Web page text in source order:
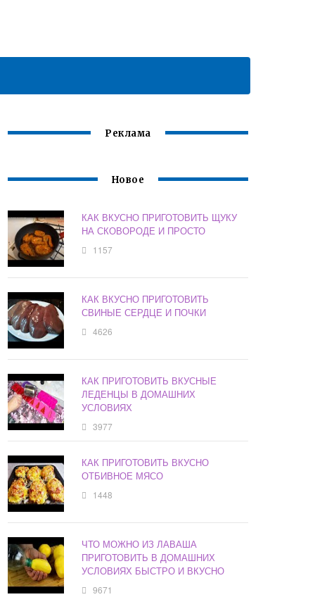
Реклама
Новое
КАК ВКУСНО ПРИГОТОВИТЬ ЩУКУ
НА СКОВОРОДЕ И ПРОСТО
1157
КАК ВКУСНО ПРИГОТОВИТЬ
СВИНЫЕ СЕРДЦЕ И ПОЧКИ
4626
КАК ПРИГОТОВИТЬ ВКУСНЫЕ
ЛЕДЕНЦЫ В ДОМАШНИХ
УСЛОВИЯХ
3977
КАК ПРИГОТОВИТЬ ВКУСНО
ОТБИВНОЕ МЯСО
1448
ЧТО МОЖНО ИЗ ЛАВАША
ПРИГОТОВИТЬ В ДОМАШНИХ
УСЛОВИЯХ БЫСТРО И ВКУСНО
9671